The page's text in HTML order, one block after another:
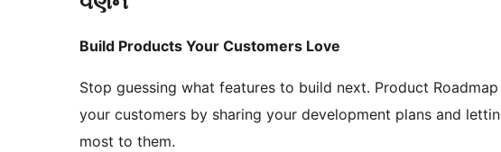
Build Products Your Customers Love
Stop guessing what features to build next. Product
your customers by sharing your development plans and
most to them.